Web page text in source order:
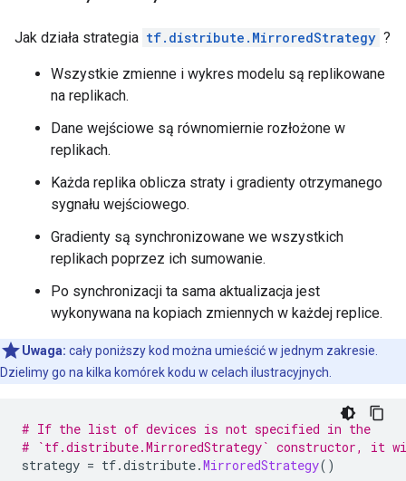
Jak działa strategia tf.distribute.MirroredStrategy ?
Wszystkie zmienne i wykres modelu są replikowane
na replikach.
Dane wejściowe są równomiernie rozłożone w
replikach.
Każda replika oblicza straty i gradienty otrzymanego
sygnału wejściowego.
Gradienty są synchronizowane we wszystkich
replikach poprzez ich sumowanie.
Po synchronizacji ta sama aktualizacja jest
wykonywana na kopiach zmiennych w każdej replice.
Uwaga: cały poniższy kod można umieścić w jednym zakresie.
Dzielimy go na kilka komórek kodu w celach ilustracyjnych.
# If the list of devices is not specified in the
# `tf.distribute.MirroredStrategy` constructor, it
strategy = tf.distribute.MirroredStrategy()